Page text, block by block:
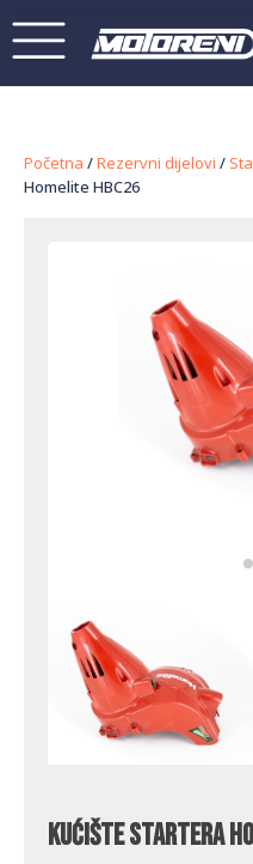
Početna /Rezervni dijelovi /
Homelite HBC26
Kućište startera